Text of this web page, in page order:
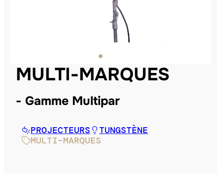
MULTI-MARQUES
Gamme Multipar
PROJECTEURS
TUNGSTÈNE
MULTI-MARQUES